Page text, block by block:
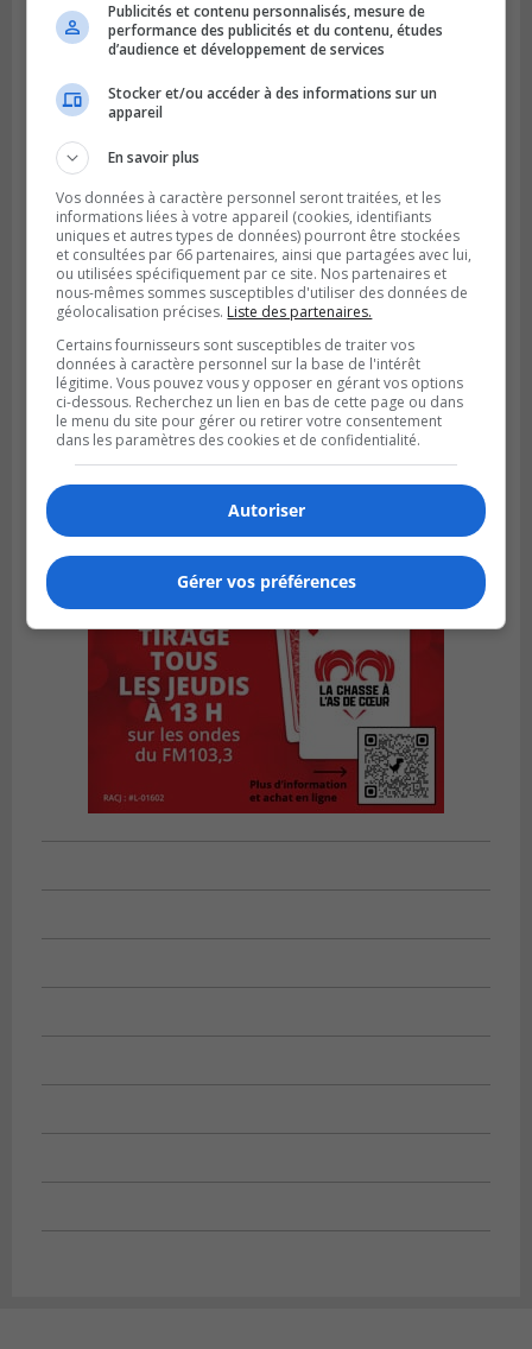
BOUCHERVILLE
Publié le 5 août 2026 à 06h54
vacances de la construction
Publicités et contenu personnalisés, mesure de
performance des publicités et du contenu, études
d’audience et développement de services
Stocker et/ou accéder à des informations sur un
appareil
En savoir plus
Vos données à caractère personnel seront traitées, et les
informations liées à votre appareil (cookies, identifiants
uniques et autres types de données) pourront être stockées
et consultées par 66 partenaires, ainsi que partagées avec lui,
ou utilisées spécifiquement par ce site. Nos partenaires et
nous-mêmes sommes susceptibles d'utiliser des données de
géolocalisation précises. Liste des partenaires.
Certains fournisseurs sont susceptibles de traiter vos
données à caractère personnel sur la base de l'intérêt
légitime. Vous pouvez vous y opposer en gérant vos options
ci-dessous. Recherchez un lien en bas de cette page ou dans
le menu du site pour gérer ou retirer votre consentement
dans les paramètres des cookies et de confidentialité.
Autoriser
Gérer vos préférences